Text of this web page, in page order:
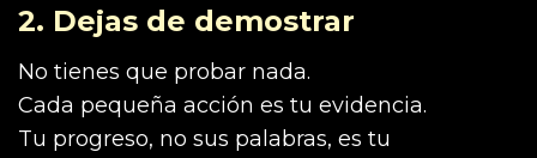
2. Dejas de demostrar
No tienes que probar nada.
Cada pequeña acción es tu evidencia.
Tu progreso, no sus palabras, es tu